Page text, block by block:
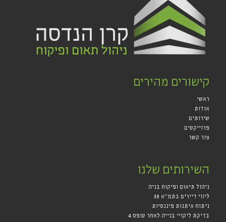
קישורים מהירים
ראשי
אודות
שירותים
פרוייקטים
צור קשר
השירותים שלנו
ניהול תיאום ופיקוח בניה
ליווי דיירים בתמ"א 38
ניתוח איתנות פיננסיות
בדיקת ליקויי בנייה לאחר טופס 4